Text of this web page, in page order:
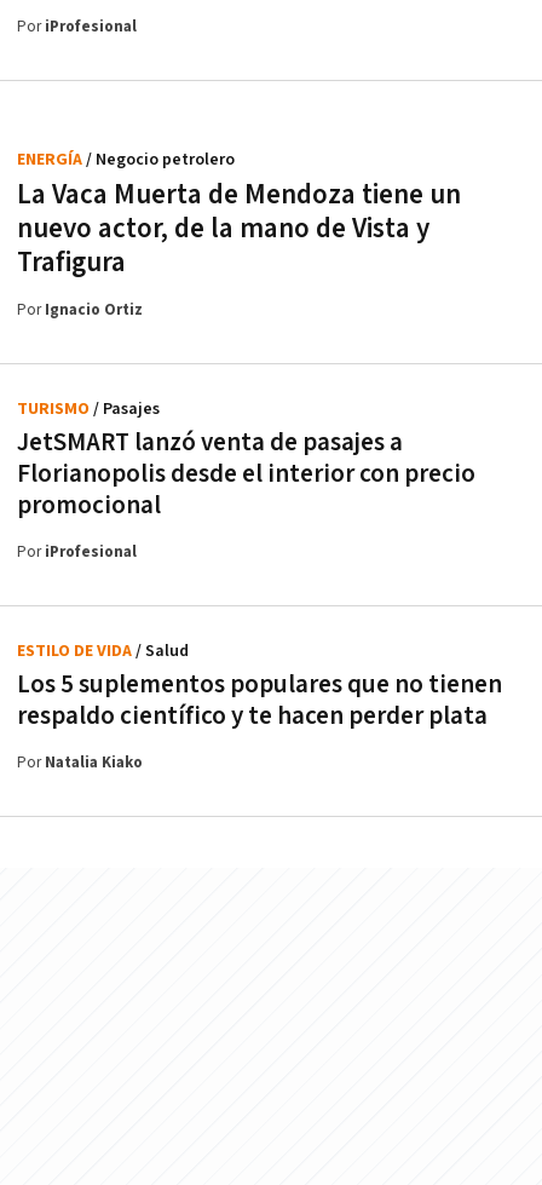
PoriProfesional
La Vaca Muerta de Mendoza tiene un
nuevo actor, de la mano de Vista y
Trafigura
ENERGÍA/ Negocio petrolero
PorIgnacio Ortiz
JetSMART lanzó venta de pasajes a
Florianopolis desde el interior con precio
promocional
TURISMO / Pasajes
PoriProfesional
Los 5 suplementos populares que no tienen
respaldo científico y te hacen perder plata
ESTILO DE VIDA/ Salud
PorNatalia Kiako